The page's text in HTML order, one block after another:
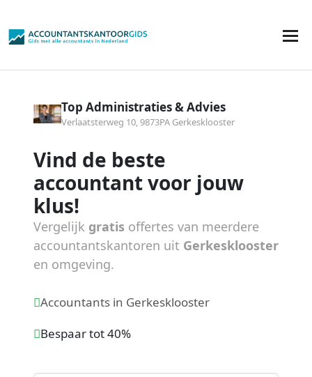
Top Administraties & Advies
Verlaatsterweg 10, 9873PA Gerkesklooster
Vind de beste
accountant voor jouw
klus!
Vergelijk gratis offertes van meerdere
accountantskantoren uit Gerkesklooster
en omgeving.
Accountants in Gerkesklooster
Bespaar tot 40%